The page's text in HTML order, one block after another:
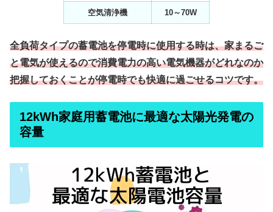
空気清浄機 10～70W
全負荷タイプの蓄電池を停電時に使用する時は、家まるご
と電気が使えるので消費電力の高い電気機器がどれなのか
把握しておくことが停電時でも快適に過ごせるコツです。
12kWh家庭用蓄電池に最適な太陽光発電の
容量